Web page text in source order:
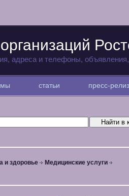
адреса и телефоны,
статьи пресс-
и здоровье Медицинские услуги